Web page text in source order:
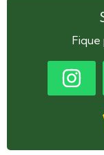
Fique